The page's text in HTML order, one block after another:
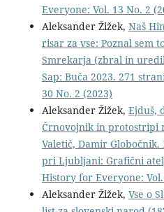
Everyone: Vol. 13 No. 2
Aleksander Žižek, Naš
risar za vse: Poznal sem
Smrekarja (zbral in
Sap: Buča 2023. 271
30 No. 2 (2023)
Aleksander Žižek, Ejduš,
Črnovojnik in protostripi
Valetič, Damir
pri Ljubljani: Grafični
History for Everyone:
Aleksander Žižek, Vse o